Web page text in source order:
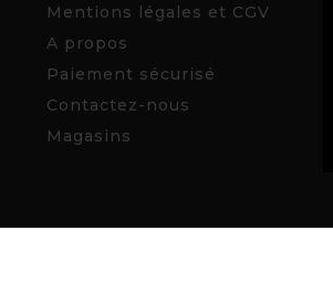
Mentions légales et CGV
A propos
Paiement sécurisé
Contactez-nous
Magasins